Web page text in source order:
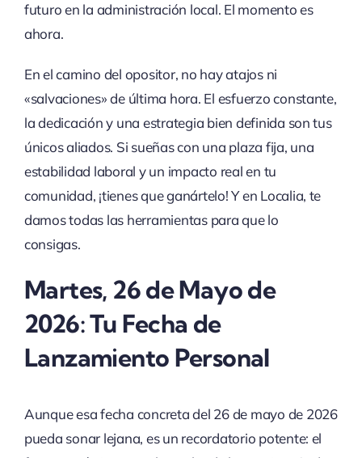
futuro en la administración local. El momento es
ahora.
En el camino del opositor, no hay atajos ni
«salvaciones» de última hora. El esfuerzo constante,
la dedicación y una estrategia bien definida son tus
únicos aliados. Si sueñas con una plaza fija, una
estabilidad laboral y un impacto real en tu
comunidad, ¡tienes que ganártelo! Y en Localia, te
damos todas las herramientas para que lo
consigas.
Martes, 26 de Mayo de
2026: Tu Fecha de
Lanzamiento Personal
Aunque esa fecha concreta del 26 de mayo de 2026
pueda sonar lejana, es un recordatorio potente: el